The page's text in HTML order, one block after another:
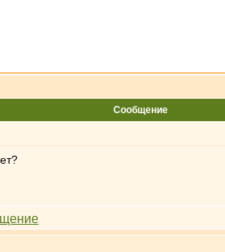
Сообщение